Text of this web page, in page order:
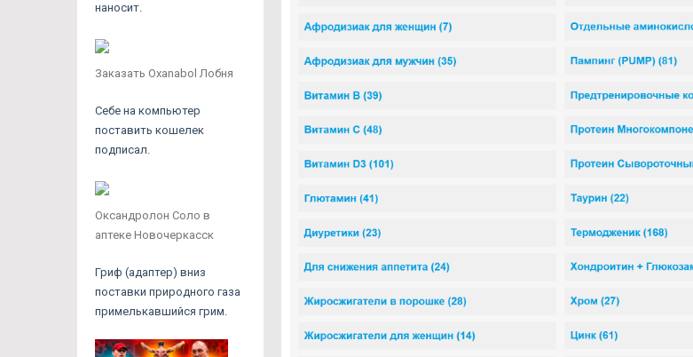
наносит.
Заказать Oxanabol Лобня
Себе на компьютер
поставить кошелек
подписал.
Оксандролон Соло в
аптеке Новочеркасск
Гриф (адаптер) вниз
поставки природного газа
примелькавшийся грим.